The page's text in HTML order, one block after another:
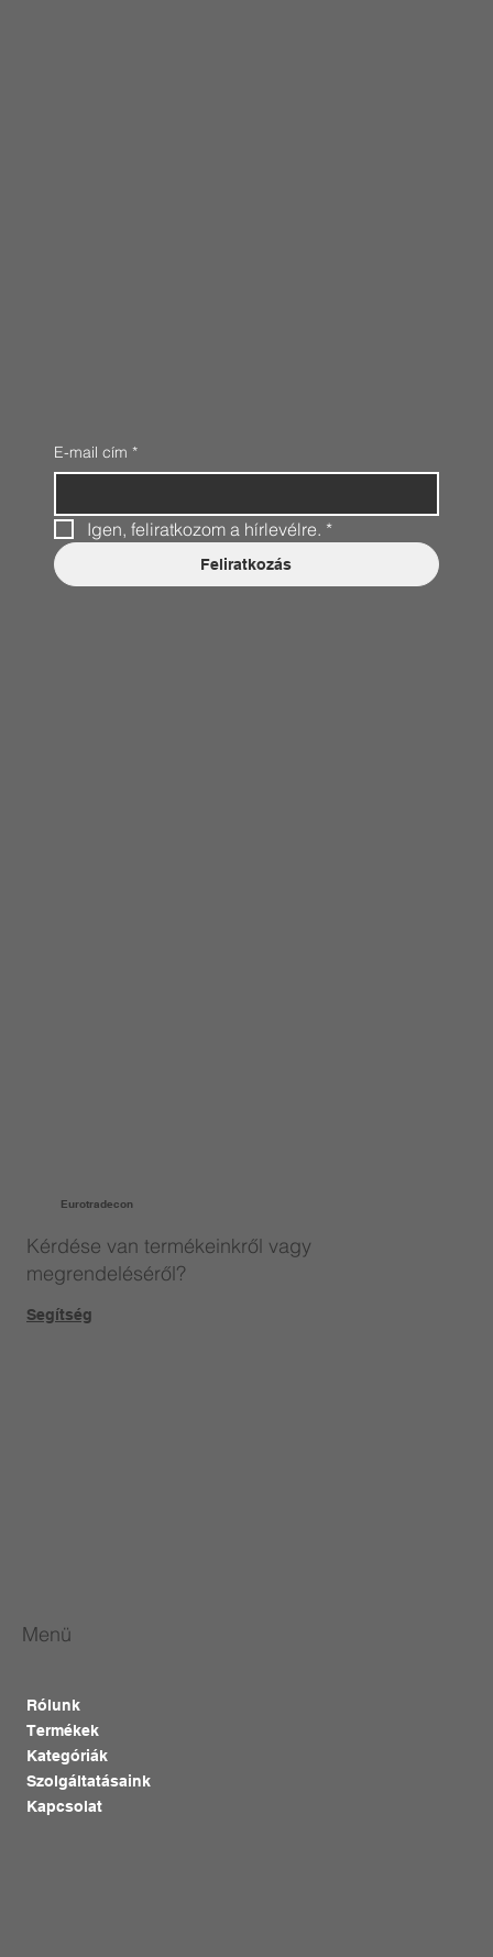
Eurotradecon
Kérdése van termékeinkről vagy
megrendeléséről?
Segítség
E-mail cím *
Igen, feliratkozom a hírlevélre. *
Feliratkozás
Menü
Rólunk
Termékek
Kategóriák
Szolgáltatásaink
Kapcsolat